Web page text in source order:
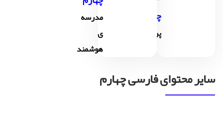
چهارم
پرسشگری
مدرسه
ی
هوشمند
سایر محتوای فارسی چهارم